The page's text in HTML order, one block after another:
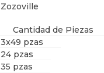
Zozoville
Cantidad de Piezas
3x49 pzas
24 pzas
35 pzas